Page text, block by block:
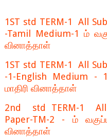
1ST std TERM-1 All
-Tamil Medium-1 ம்
வினாத்தாள்
1ST std TERM-1 All
-1-English Medium -
மாதிரி வினாத்தாள்
2nd std TERM-1 All
Paper-TM-2 - ம்
வினாத்தாள்